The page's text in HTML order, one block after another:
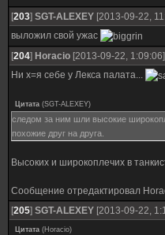
[203] SGT-ALEXEY [2013-09-22,
выложил свой ужас
[204] Horacio [2013-09-22, 1:09:06]
Ни х=я себе у Лекса палата...
Цитата (SGT-ALEXEY)
следом за ним шли высокие
похожие друг на друга.
Высоких и широкоплечих в
Сообщение отредактировал
[205] SGT-ALEXEY [2013-09-22,
Цитата (Horacio)